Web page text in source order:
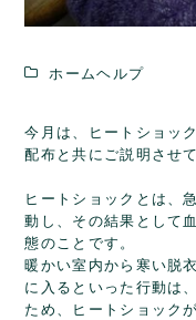
ホームヘルプ
今月は、ヒートショッ
配布と共にご説明させ
ヒートショックとは、
動し、その結果として
態のことです。
暖かい室内から寒い脱
に入るといった行動は
ため、ヒートショック